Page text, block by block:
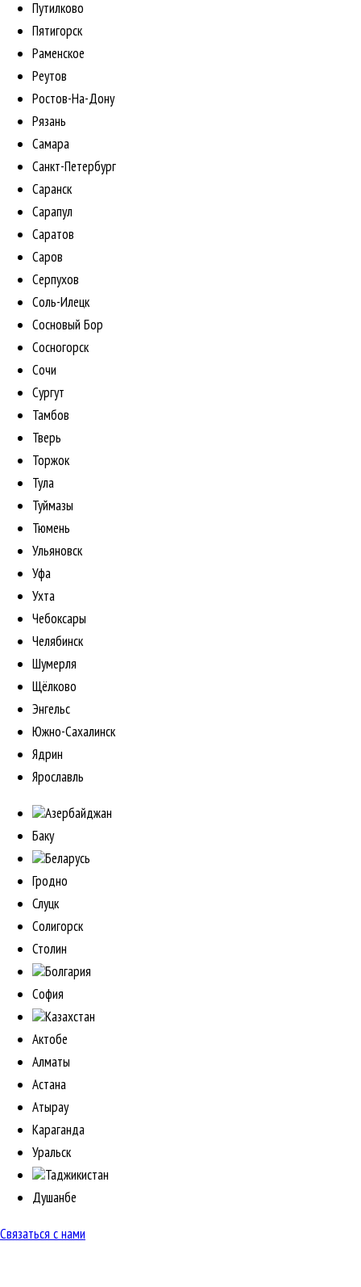
Путилково
Пятигорск
Раменское
Реутов
Ростов-На-Дону
Рязань
Самара
Санкт-Петербург
Саранск
Сарапул
Саратов
Саров
Серпухов
Соль-Илецк
Сосновый Бор
Сосногорск
Сочи
Сургут
Тамбов
Тверь
Торжок
Тула
Туймазы
Тюмень
Ульяновск
Уфа
Ухта
Чебоксары
Челябинск
Шумерля
Щёлково
Энгельс
Южно-Сахалинск
Ядрин
Ярославль
Азербайджан
Баку
Беларусь
Гродно
Слуцк
Солигорск
Столин
Болгария
София
Казахстан
Актобе
Алматы
Астана
Атырау
Караганда
Уральск
Таджикистан
Душанбе
Связаться с нами